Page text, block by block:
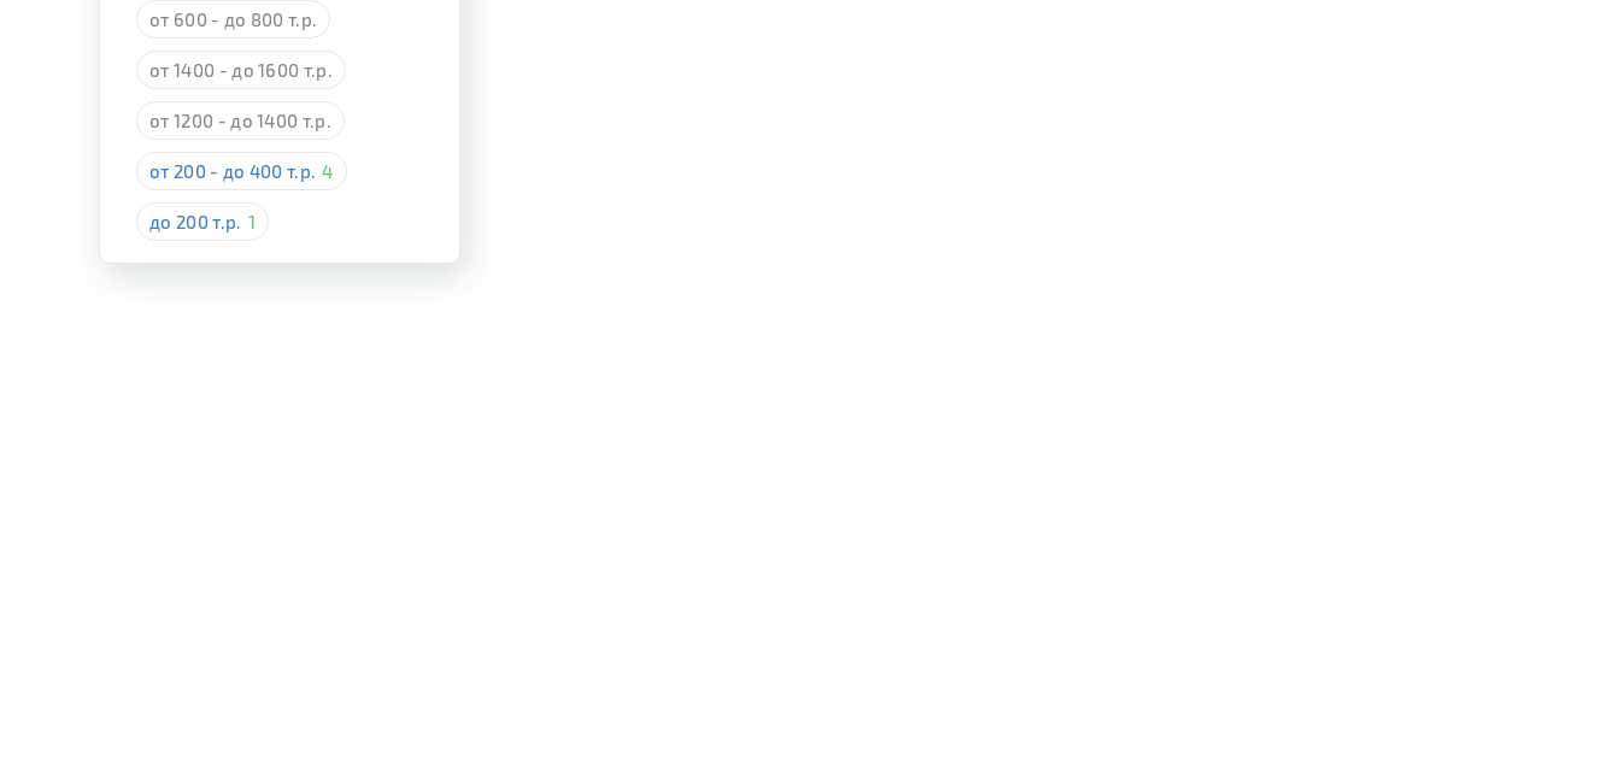
от 600 - до 800 т.р.
от 1400 - до 1600 т.р.
от 1200 - до 1400 т.р.
от 200 - до 400 т.р. 4
до 200 т.р. 1